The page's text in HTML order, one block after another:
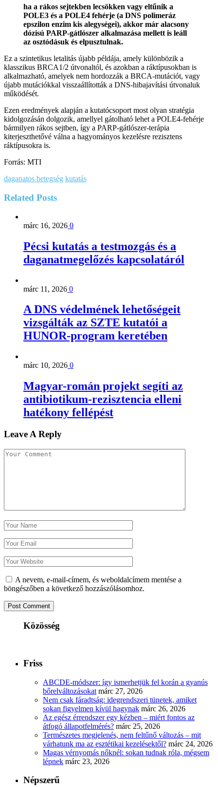
ha a rákos sejtekben lecsökken vagy eltűnik a
POLE3 és a POLE4 fehérje (a DNS polimeráz
epszilon enzim kis alegységei), akkor már alacsony
dózisú PARP-gátlószer alkalmazása mellett is leáll
az osztódásuk és elpusztulnak.
Ez a szintetikus letalitás újabb példája, amely különbözik a
klasszikus BRCA1/2 útvonaltól, és azokban a ráktípusokban is
alkalmazható, amelyek nem hordozzák a BRCA-mutációt, vagy
újabb mutációkkal visszaállították a DNS-hibajavítási útvonaluk
működését.
Ezen eredmények alapján a kutatócsoport most olyan stratégia
kidolgozásán dolgozik, amellyel gátolható lehet a POLE4-fehérje
bármilyen rákos sejtben, így a PARP-gátlószer-terápia
kiterjeszthetővé válna a hagyományos kezelésre rezisztens
ráktípusokra is.
Forrás: MTI
daganatos betegség kutatás
Related Posts
márc 16, 2026 0
Pécsi kutatás a testmozgás és a
daganatmegelőzés kapcsolatáról
márc 11, 2026 0
A DNS védelmének lehetőségeit
vizsgálták az SZTE kutatói a
HUNOR-program keretében
márc 10, 2026 0
Magyar-román projekt segíti az
antibiotikum-rezisztencia elleni
hatékony fellépést
Leave A Reply
A nevem, e-mail-címem, és weboldalcímem mentése a
böngészőben a következő hozzászólásomhoz.
Közösség
Friss
ABCDE‑módszer: így ismerhetjük fel korán a gyanús
bőrelváltozásokat márc 27, 2026
Nem csak fáradtság: idegrendszeri tünetek, amiket
sokan figyelmen kívül hagynak márc 26, 2026
Az egész érrendszer egy kézben – miért fontos az
átfogó állapotfelmérés? márc 25, 2026
Természetes megjelenés, nem feltűnő változás – mit
várhatunk ma az esztétikai kezelésektől? márc 24, 2026
Magas vérnyomás nőknél: sokan tudnak róla, mégsem
lépnek márc 23, 2026
Népszerű